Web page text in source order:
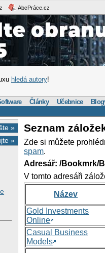
AbcPráce.cz
hledá autory!
Články Učebnice
»
»
Seznam
Zde si můžete
spam.
Adresář: /Bookmrk/
V tomto adresáři
Název
Gold Investments
Online
Casual Business
Models